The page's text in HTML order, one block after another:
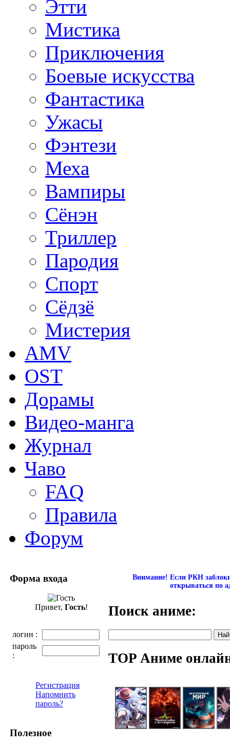
Этти
Мистика
Приключения
Боевые искусства
Фантастика
Ужасы
Фэнтези
Меха
Вампиры
Сёнэн
Триллер
Пародия
Спорт
Сёдзё
Мистерия
AMV
OST
Дорамы
Видео-манга
Журнал
Чаво
FAQ
Правила
Форум
Форма входа
Привет, Гость!
логин :
пароль
:
Регистрация
Напомнить
пароль?
Полезное
Внимание! Если РКН
открываться по
Поиск аниме:
TOP Аниме